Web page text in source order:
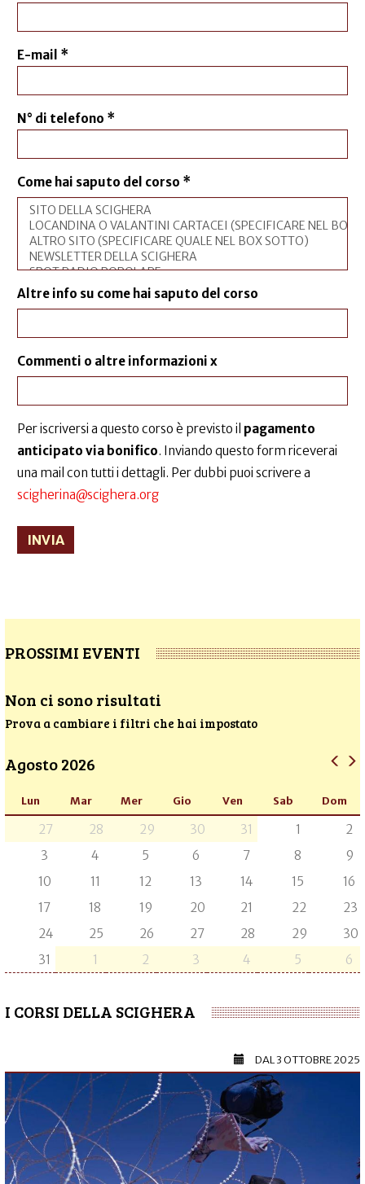
E-mail *
N° di telefono *
Come hai saputo del corso *
Altre info su come hai saputo del corso
Commenti o altre informazioni x
Per iscriversi a questo corso è previsto il pagamento
anticipato via bonifico. Inviando questo form riceverai
una mail con tutti i dettagli. Per dubbi puoi scrivere a
scigherina@scighera.org
INVIA
PROSSIMI EVENTI
Non ci sono risultati
Prova a cambiare i filtri che hai impostato
Agosto 2026
Lun Mar Mer Gio Ven Sab Dom
27 28 29 30 31 1
2
3
4 5 6 7 8
9
10
11 12 13 14 15
16
17
18 19 20 21 22
23
24
25 26 27 28 29
30
31
1 2 3 4 5 6
I CORSI DELLA SCIGHERA
DAL3 OTTOBRE 2025